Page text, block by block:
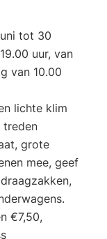
tot 30
uur, van
van 10.00
lichte klim
treden
grote
mee, geef
€7,50,